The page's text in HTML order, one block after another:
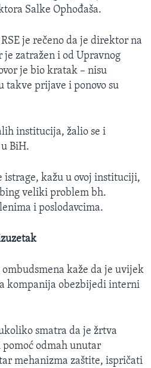
Salke Ophođaša.
je rečeno da je direktor na
zatražen i od Upravnog
je bio kratak – nisu
takve prijave i ponovo su
institucija, žalio se i
BiH.
istrage, kažu u ovoj instituciji,
veliki problem bh.
i poslodavcima.
kaže da je uvijek
kompanija obezbijedi interni
smatra da je žrtva
odmah unutar
mehanizma zaštite, ispričati